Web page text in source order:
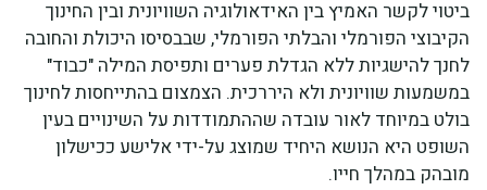
ביטוי לקשר האמיץ בין האידאולוגיה השוויונית ובין החינוך
הקיבוצי הפורמלי והבלתי הפורמלי, שבבסיסו היכולת והחובה
לחנך להישגיות ללא הגדלת פערים ותפיסת המילה "כבוד"
במשמעות שוויונית ולא היררכית. הצמצום בהתייחסות לחינוך
בולט במיוחד לאור עובדה שההתמודדות על השינויים בעין
השופט היא הנושא היחיד שמוצג על-ידי אלישע ככישלון
מובהק במהלך חייו.